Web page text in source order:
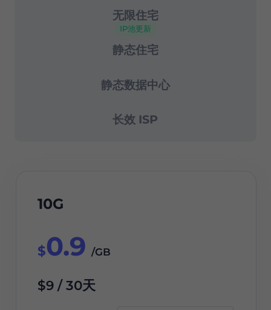
无限住宅
静态住宅
IP池更新
静态数据中心
长效 ISP
10G
$0.9 /GB
$9 / 30天